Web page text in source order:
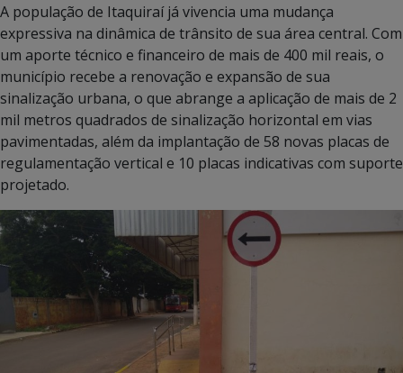
A população de Itaquiraí já vivencia uma mudança
expressiva na dinâmica de trânsito de sua área central. Com
um aporte técnico e financeiro de mais de 400 mil reais, o
município recebe a renovação e expansão de sua
sinalização urbana, o que abrange a aplicação de mais de 2
mil metros quadrados de sinalização horizontal em vias
pavimentadas, além da implantação de 58 novas placas de
regulamentação vertical e 10 placas indicativas com suporte
projetado.